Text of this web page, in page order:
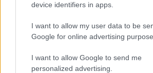
device identifiers in apps.
I want to allow my user data to be
Google for online advertising
I want to allow Google to send me
personalized advertising.
Történelmi táj, amelynek minden
A projekt részeként megújulnak a
Várkanyarban álló Nepomuki Szent János